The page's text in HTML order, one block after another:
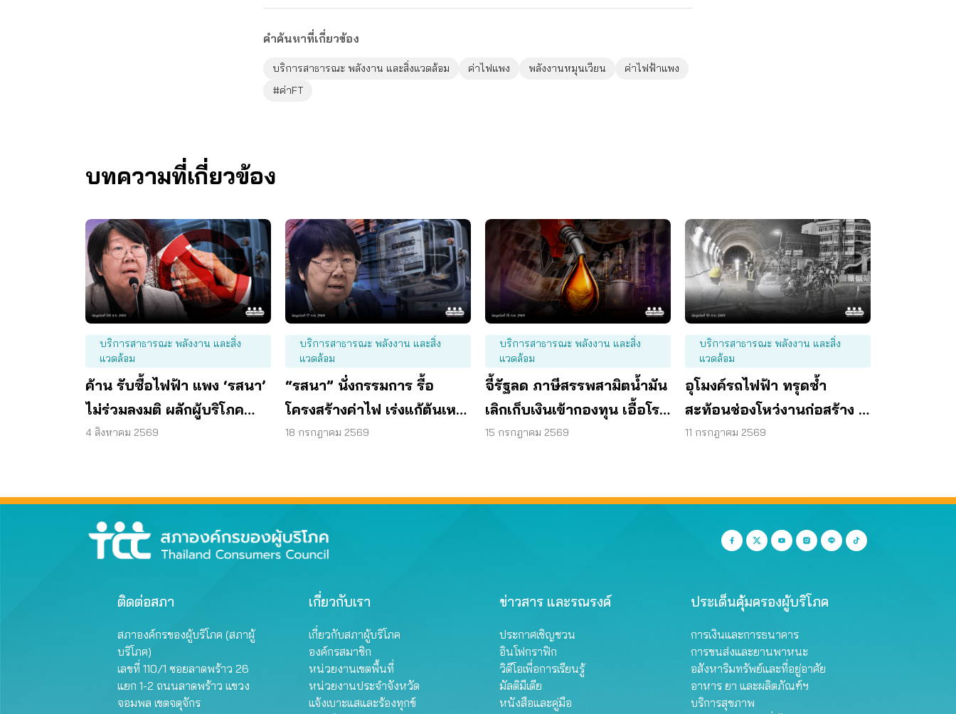
คำค้นหาที่เกี่ยวข้อง
บริการสาธารณะ พลังงาน และสิ่งแวดล้อม ค่าไฟแพง พลังงานหมุนเวียน
ค่าไฟฟ้าแพง
#ค่าFT
บทความที่เกี่ยวข้อง
บริการสาธารณะ พลังงาน และสิ่ง
แวดล้อม
ค้าน รับซื้อไฟฟ้า แพง ‘รสนา’
ไม่ร่วมลงมติ ผลักผู้บริโภค
“แบก”
4 สิงหาคม 2569
บริการสาธารณะ พลังงาน และสิ่ง
แวดล้อม
“รสนา” นั่งกรรมการ รื้อ
โครงสร้างค่าไฟ เร่งแก้ต้นเหตุ
พลังงานแพง
18 กรกฎาคม 2569
บริการสาธารณะ พลังงาน และสิ่ง
แวดล้อม
จี้รัฐลด ภาษีสรรพสามิตน้ำมัน
เลิกเก็บเงินเข้ากองทุน เอื้อโรง
กลั่น
15 กรกฎาคม 2569
บริการสาธารณะ พลังงาน และสิ่ง
แวดล้อม
อุโมงค์รถไฟฟ้า ทรุดซ้ำ
สะท้อนช่องโหว่งานก่อสร้าง จี้
ตรวจโครงสร้างใต้ดินทั้งระบบ
11 กรกฎาคม 2569
ติดต่อสภา
สภาองค์กรของผู้บริโภค (สภาผู้
บริโภค)
เลขที่ 110/1 ซอยลาดพร้าว 26
แยก 1-2 ถนนลาดพร้าว แขวง
จอมพล เขตจตุจักร
เกี่ยวกับเรา
เกี่ยวกับสภาผู้บริโภค
องค์กรสมาชิก
หน่วยงานเขตพื้นที่
หน่วยงานประจำจังหวัด
แจ้งเบาะแสและร้องทุกข์
ข่าวสาร และรณรงค์
ประกาศเชิญชวน
อินโฟกราฟิก
วิดีโอเพื่อการเรียนรู้
มัลติมีเดีย
หนังสือและคู่มือ
ประเด็นคุ้มครองผู้บริโภค
การเงินและการธนาคาร
การขนส่งและยานพาหนะ
อสังหาริมทรัพย์และที่อยู่อาศัย
อาหาร ยา และผลิตภัณฑ์ฯ
บริการสุขภาพ